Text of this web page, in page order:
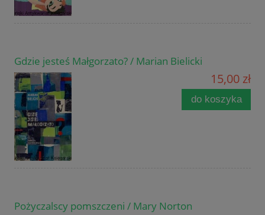
Gdzie jesteś Małgorzato? / Marian Bielicki
15,00 zł
do koszyka
Pożyczalscy pomszczeni / Mary Norton